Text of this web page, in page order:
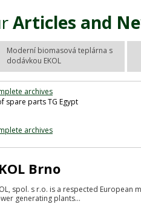
Articles and
Moderní biomasová teplárna s
dodávkou EKOL
archives
spare parts TG Egypt
archives
Brno
spol. s r.o. is a respected
generating plants...